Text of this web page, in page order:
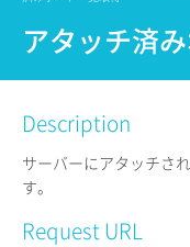
Pencil
サービス一覧
サポート
プロダクト
リファレンス
リリースノート
アタッチ済
Description
サーバーにアタッチさ
す。
Request URL